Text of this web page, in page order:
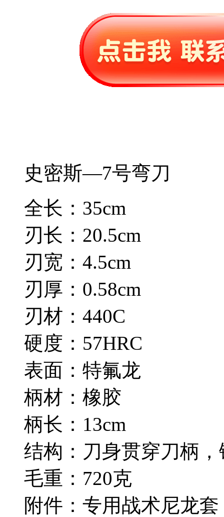
史密斯—7号弯刀
全长：35cm
刃长：20.5cm
刃宽：4.5cm
刃厚：0.58cm
刃材：440C
硬度：57HRC
表面：特氟龙
柄材：橡胶
柄长：13cm
结构：刀身贯穿刀柄
毛重：720克
附件：专用战术尼龙套